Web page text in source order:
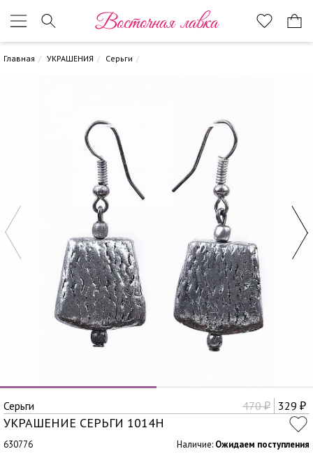
Восточная лавка
Главная УКРАШЕНИЯ Серьги
Серьги 470₽ 329 ₽
УКРАШЕНИЕ СЕРЬГИ 1014Н
630776 Наличие: Ожидаем поступления